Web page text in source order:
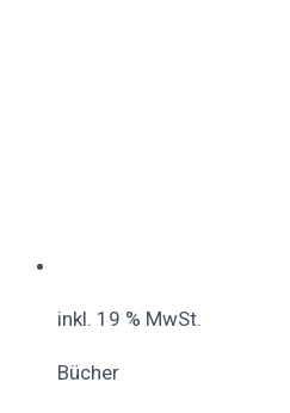
inkl. 19 % MwSt.
Bücher